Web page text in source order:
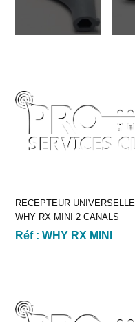
RECEPTEUR UNIVERSELLE
WHY RX MINI 2 CANALS
Réf :WHY RX MINI